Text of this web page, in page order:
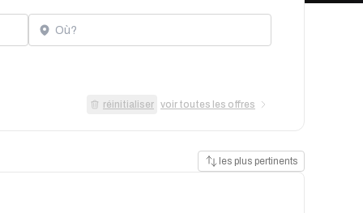
Localisation
réinitialiser voir toutes les offres
les plus pertinents